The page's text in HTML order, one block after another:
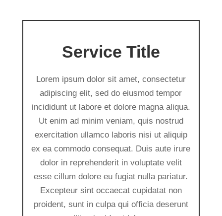
Service Title
Lorem ipsum dolor sit amet, consectetur
adipiscing elit, sed do eiusmod tempor
incididunt ut labore et dolore magna aliqua.
Ut enim ad minim veniam, quis nostrud
exercitation ullamco laboris nisi ut aliquip
ex ea commodo consequat. Duis aute irure
dolor in reprehenderit in voluptate velit
esse cillum dolore eu fugiat nulla pariatur.
Excepteur sint occaecat cupidatat non
proident, sunt in culpa qui officia deserunt